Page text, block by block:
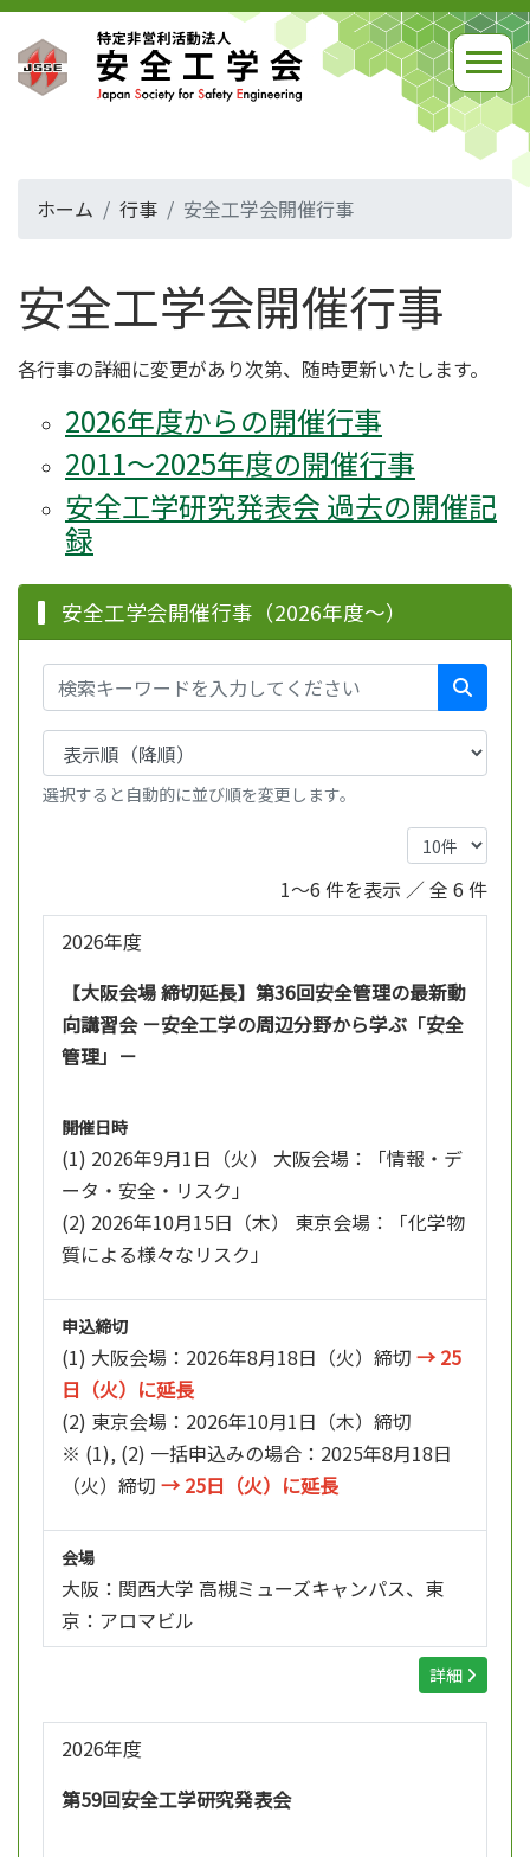
ホーム 行事 安全工学会開催行事
安全工学会開催行事
各行事の詳細に変更があり次第、随時更新いたします。
2026年度からの開催行事
2011～2025年度の開催行事
安全工学研究発表会 過去の開催記
録
安全工学会開催行事（2026年度～）
選択すると自動的に並び順を変更します。
1～6 件を表示 ／ 全 6 件
2026年度
【大阪会場 締切延長】第36回安全管理の最新動
向講習会 －安全工学の周辺分野から学ぶ「安全
管理」－
開催日時
(1) 2026年9月1日（火） 大阪会場：「情報・デ
ータ・安全・リスク」
(2) 2026年10月15日（木） 東京会場：「化学物
質による様々なリスク」
申込締切
(1) 大阪会場：2026年8月18日（火）締切 → 25
日（火）に延長
(2) 東京会場：2026年10月1日（木）締切
※ (1), (2) 一括申込みの場合：2025年8月18日
（火）締切 → 25日（火）に延長
会場
大阪：関西大学 高槻ミューズキャンパス、東
京：アロマビル
詳細
2026年度
第59回安全工学研究発表会